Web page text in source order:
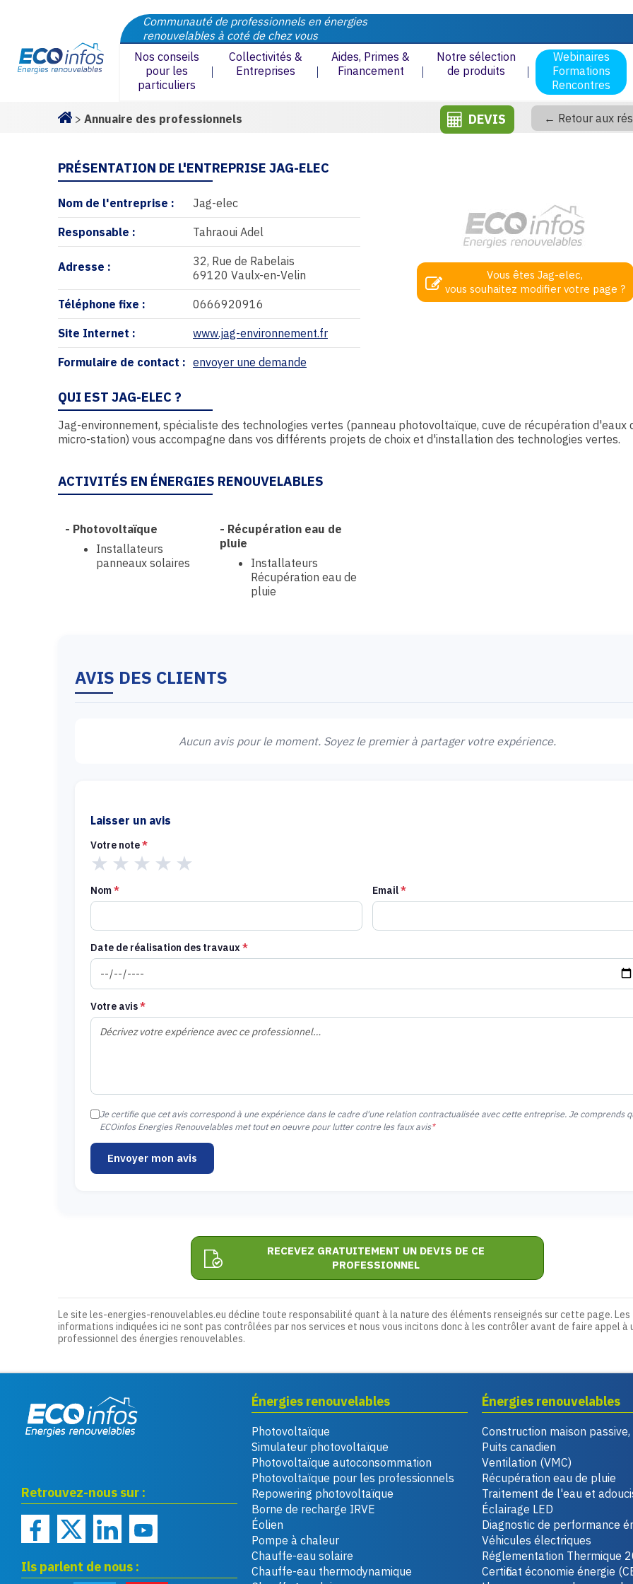
Communauté de professionnels en énergies
renouvelables à coté de chez vous
Nos conseils
pour les
particuliers
Collectivités &
Entreprises
Aides, Primes &
Financement
Notre sélection
de produits
Webinaires
Formations
Rencontres
> Annuaire des professionnels DEVIS ← Retour aux
PRÉSENTATION DE L'ENTREPRISE JAG-ELEC
Nom de l'entreprise : Jag-elec
Responsable : Tahraoui Adel
Adresse :
32, Rue de Rabelais
69120 Vaulx-en-Velin
Téléphone fixe : 0666920916
Site Internet : www.jag-environnement.fr
Formulaire de contact : envoyer une demande
Vous êtes Jag-elec,
vous souhaitez modifier votre page ?
QUI EST JAG-ELEC ?
Jag-environnement, spécialiste des technologies vertes (panneau photovoltaïque, cuve de récupération d'eaux
micro-station) vous accompagne dans vos différents projets de choix et d'installation des technologies vertes.
ACTIVITÉS EN ÉNERGIES RENOUVELABLES
- Photovoltaïque
Installateurs
panneaux solaires
- Récupération eau de
pluie
Installateurs
Récupération eau de
pluie
AVIS DES CLIENTS
Aucun avis pour le moment. Soyez le premier à partager votre expérience.
Laisser un avis
Votre note*
★ ★ ★ ★ ★
Nom* Email*
Date de réalisation des travaux *
Votre avis*
Je certifie que cet avis correspond à une expérience dans le cadre d'une relation contractualisée avec cette entreprise. Je comprends
ECOinfos Energies Renouvelables met tout en oeuvre pour lutter contre les faux avis*
Envoyer mon avis
RECEVEZ GRATUITEMENT UN DEVIS DE CE
PROFESSIONNEL
Le site les-energies-renouvelables.eu décline toute responsabilité quant à la nature des éléments renseignés sur cette page. Les
informations indiquées ici ne sont pas contrôlées par nos services et nous vous incitons donc à les contrôler avant de faire appel à
professionnel des énergies renouvelables.
Retrouvez-nous sur :
Ils parlent de nous :
Énergies renouvelables
Photovoltaïque
Simulateur photovoltaïque
Photovoltaïque autoconsommation
Photovoltaïque pour les professionnels
Repowering photovoltaïque
Borne de recharge IRVE
Éolien
Pompe à chaleur
Chauffe-eau solaire
Chauffe-eau thermodynamique
Énergies renouvelables
Construction maison passive,
Puits canadien
Ventilation (VMC)
Récupération eau de pluie
Traitement de l'eau et
Éclairage LED
Diagnostic de performance
Véhicules électriques
Réglementation Thermique
Certificat économie énergie